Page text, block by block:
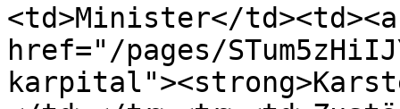
<td>Minister</td><td><a
href="/pages/